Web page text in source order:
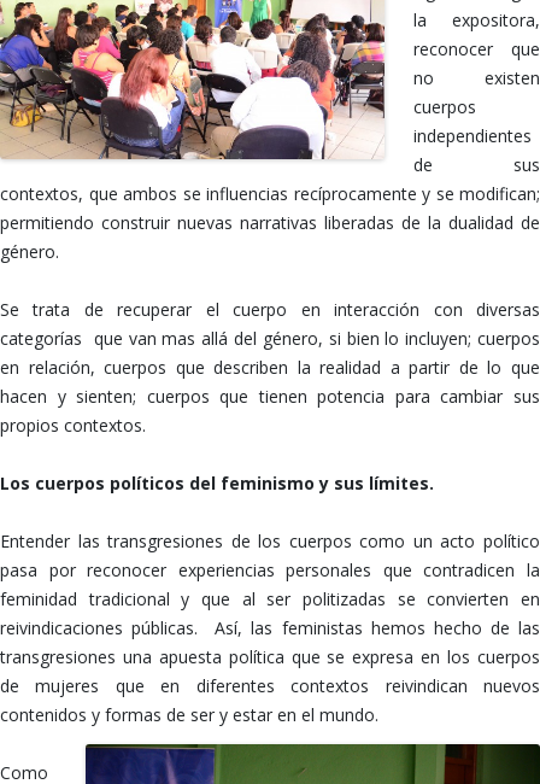
la expositora,
reconocer que
no existen
cuerpos
independientes
de sus
contextos, que ambos se influencias recíprocamente y se modifican;
permitiendo construir nuevas narrativas liberadas de la dualidad de
género.
Se trata de recuperar el cuerpo en interacción con diversas
categorías que van mas allá del género, si bien lo incluyen; cuerpos
en relación, cuerpos que describen la realidad a partir de lo que
hacen y sienten; cuerpos que tienen potencia para cambiar sus
propios contextos.
Los cuerpos políticos del feminismo y sus límites.
Entender las transgresiones de los cuerpos como un acto político
pasa por reconocer experiencias personales que contradicen la
feminidad tradicional y que al ser politizadas se convierten en
reivindicaciones públicas. Así, las feministas hemos hecho de las
transgresiones una apuesta política que se expresa en los cuerpos
de mujeres que en diferentes contextos reivindican nuevos
contenidos y formas de ser y estar en el mundo.
Como